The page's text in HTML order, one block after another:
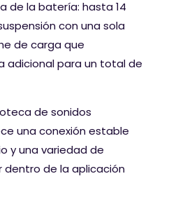
de la batería: hasta 14
con una sola
de carga que
adicional para un total de
de sonidos
una conexión estable
y una variedad de
dentro de la aplicación